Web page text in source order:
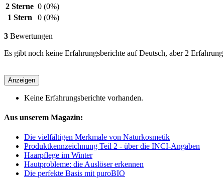
2 Sterne 0 (0%)
1 Stern
0 (0%)
3 Bewertungen
Es gibt noch keine Erfahrungsberichte auf Deutsch, aber 2
Anzeigen
Keine Erfahrungsberichte vorhanden.
Aus unserem Magazin:
Die vielfältigen Merkmale von Naturkosmetik
Produktkennzeichnung Teil 2 - über die INCI-Angaben
Haarpflege im Winter
Hautprobleme: die Auslöser erkennen
Die perfekte Basis mit puroBIO